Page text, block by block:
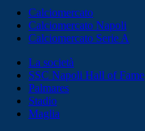
Calciomercato
Calciomercato Napoli
Calciomercato Serie A
La società
SSC Napoli Hall of Fame
Palmares
Stadio
Maglia